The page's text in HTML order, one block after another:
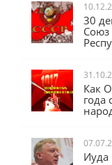
30
Союз
Как
года
Иуда